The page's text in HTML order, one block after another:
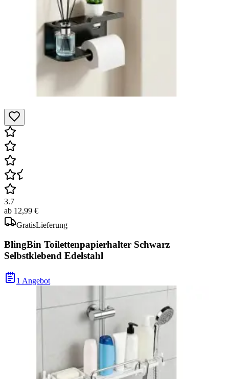
3.7
ab 12,99 €
GratisLieferung
BlingBin Toilettenpapierhalter Schwarz
Selbstklebend Edelstahl
1 Angebot